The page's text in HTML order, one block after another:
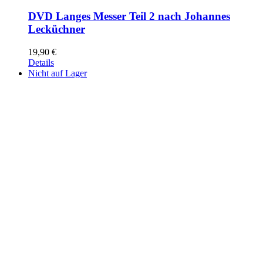
DVD Langes Messer Teil 2 nach Johannes
Lecküchner
19,90 €
Details
Nicht auf Lager